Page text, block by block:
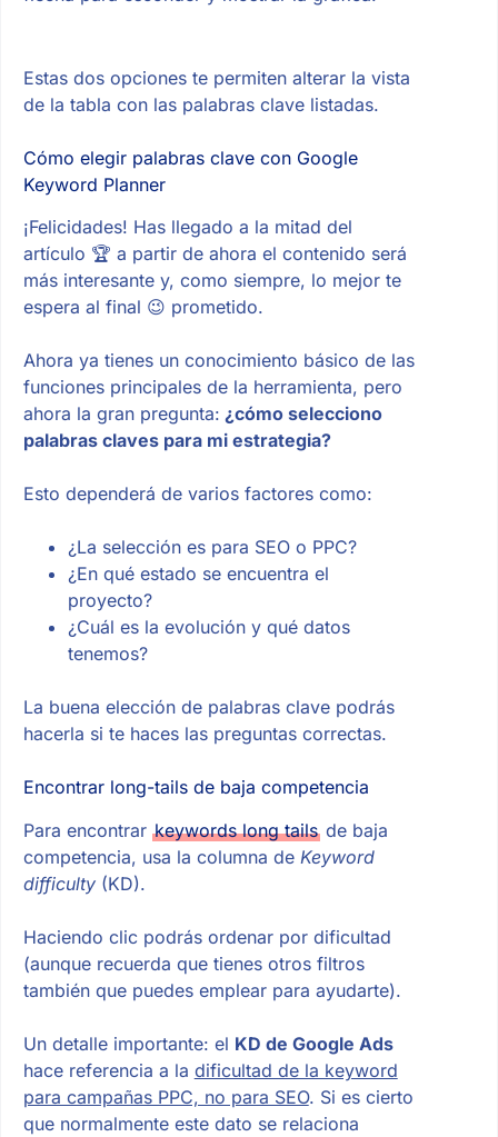
Estas dos opciones te permiten alterar la vista
de la tabla con las palabras clave listadas.
Cómo elegir palabras clave con Google
Keyword Planner
¡Felicidades! Has llegado a la mitad del
artículo 🏆 a partir de ahora el contenido será
más interesante y, como siempre, lo mejor te
espera al final 😉 prometido.
Ahora ya tienes un conocimiento básico de las
funciones principales de la herramienta, pero
ahora la gran pregunta: ¿cómo selecciono
palabras claves para mi estrategia?
Esto dependerá de varios factores como:
¿La selección es para SEO o PPC?
¿En qué estado se encuentra el
proyecto?
¿Cuál es la evolución y qué datos
tenemos?
La buena elección de palabras clave podrás
hacerla si te haces las preguntas correctas.
Encontrar long-tails de baja competencia
Para encontrar keywords long tailsde baja
competencia, usa la columna de Keyword
difficulty(KD).
Haciendo clic podrás ordenar por dificultad
(aunque recuerda que tienes otros filtros
también que puedes emplear para ayudarte).
Un detalle importante: el KD de Google Ads
hace referencia a la dificultad de la keyword
para campañas PPC, no para SEO. Si es cierto
que normalmente este dato se relaciona